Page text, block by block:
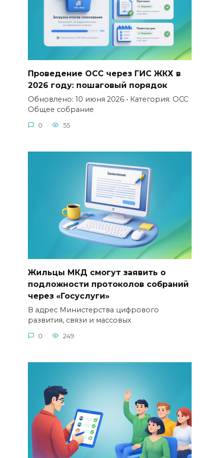
Проведение ОСС через ГИС ЖКХ в
2026 году: пошаговый порядок
Обновлено: 10 июня 2026 • Категория: ОСС
Общее собрание
0 55
Жильцы МКД смогут заявить о
подложности протоколов собраний
через «Госуслуги»
В адрес Министерства цифрового
развития, связи и массовых
0 249